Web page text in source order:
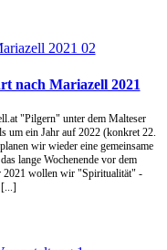
nach Mariazell 2021
"Pilgern" unter dem Malteser
um ein Jahr auf 2022 (konkret 22.
wir wieder eine gemeinsame
lange Wochenende vor dem
2021 wollen wir "Spiritualität" -